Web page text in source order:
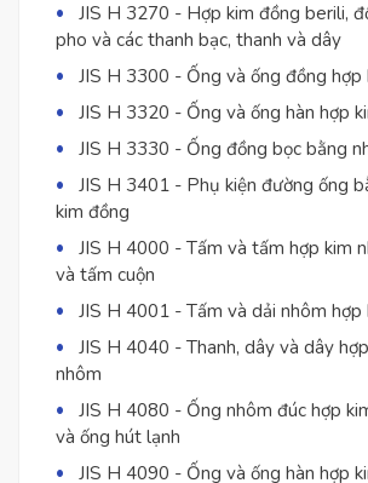
JIS H 3270 - Hợp kim đồng berili,
pho và các thanh bạc, thanh và dây
JIS H 3300 - Ống và ống đồng hợp
JIS H 3320 - Ống và ống hàn hợp
JIS H 3330 - Ống đồng bọc bằng
JIS H 3401 - Phụ kiện đường ống
kim đồng
JIS H 4000 - Tấm và tấm hợp kim
và tấm cuộn
JIS H 4001 - Tấm và dải nhôm hợp
JIS H 4040 - Thanh, dây và dây
nhôm
JIS H 4080 - Ống nhôm đúc hợp
và ống hút lạnh
JIS H 4090 - Ống và ống hàn hợp